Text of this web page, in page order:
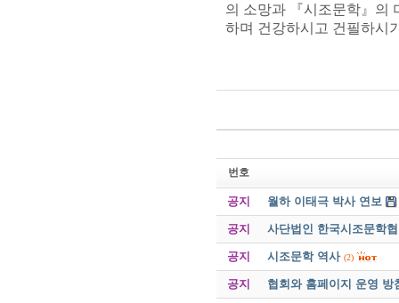
의 소망과
『시조문학 』 의
하며 건강하시고 건필하시
번호
공지 월하 이태극 박사 연보
공지 사단법인 한국시조문학
공지 시조문학 역사 (2)
공지 협회와 홈페이지 운영 방